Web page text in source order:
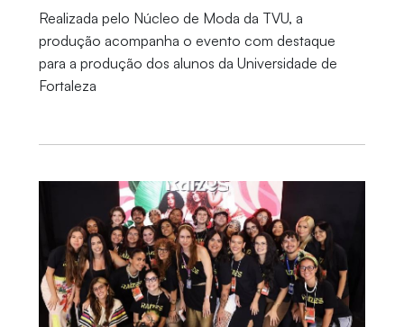
Realizada pelo Núcleo de Moda da TVU, a
produção acompanha o evento com destaque
para a produção dos alunos da Universidade de
Fortaleza